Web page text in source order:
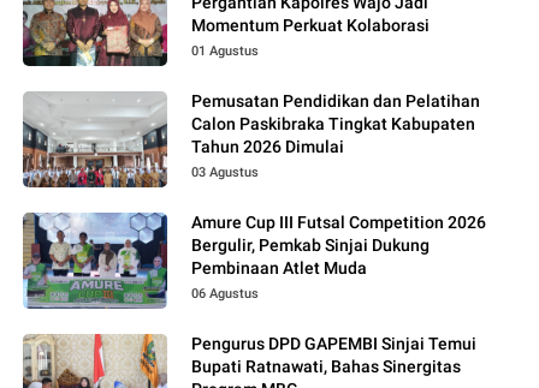
Momentum Perkuat Kolaborasi
01 Agustus
Pemusatan Pendidikan dan Pelatihan
Calon Paskibraka Tingkat Kabupaten
Tahun 2026 Dimulai
03 Agustus
Amure Cup III Futsal Competition 2026
Bergulir, Pemkab Sinjai Dukung
Pembinaan Atlet Muda
06 Agustus
Pengurus DPD GAPEMBI Sinjai Temui
Bupati Ratnawati, Bahas Sinergitas